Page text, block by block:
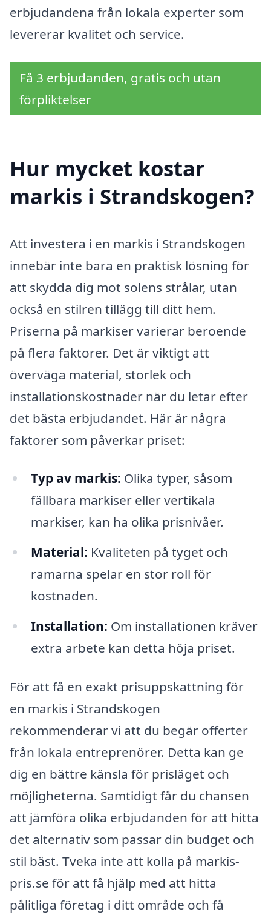
erbjudandena från lokala experter som
levererar kvalitet och service.
Få 3 erbjudanden, gratis och utan
förpliktelser
Hur mycket kostar
markis i Strandskogen?
Att investera i en markis i Strandskogen
innebär inte bara en praktisk lösning för
att skydda dig mot solens strålar, utan
också en stilren tillägg till ditt hem.
Priserna på markiser varierar beroende
på flera faktorer. Det är viktigt att
överväga material, storlek och
installationskostnader när du letar efter
det bästa erbjudandet. Här är några
faktorer som påverkar priset:
Typ av markis: Olika typer, såsom
fällbara markiser eller vertikala
markiser, kan ha olika prisnivåer.
Material: Kvaliteten på tyget och
ramarna spelar en stor roll för
kostnaden.
Installation: Om installationen kräver
extra arbete kan detta höja priset.
För att få en exakt prisuppskattning för
en markis i Strandskogen
rekommenderar vi att du begär offerter
från lokala entreprenörer. Detta kan ge
dig en bättre känsla för prisläget och
möjligheterna. Samtidigt får du chansen
att jämföra olika erbjudanden för att hitta
det alternativ som passar din budget och
stil bäst. Tveka inte att kolla på markis-
pris.se för att få hjälp med att hitta
pålitliga företag i ditt område och få